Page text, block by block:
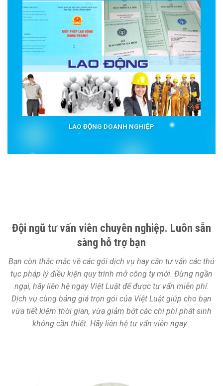
LAO ĐỘNG DOANH NGHIỆP
Đội ngũ tư vấn viên chuyên nghiệp. Luôn sẵn
sàng hỗ trợ bạn
Bạn còn thắc mắc về các gói dịch vụ hay cần tư vấn các thủ
tục pháp lý điều kiện quy trình mở công ty mới. Đừng ngần
ngại, hãy liên hệ ngay Việt Luật để được tư vấn miễn phí.
Dịch vụ cùng bảng giá trọn gói của Việt Luật giúp cho bạn
vừa tiết kiệm thời gian, vừa giảm bớt các chi phí phát sinh
không cần thiết. Hãy liên hệ tư vấn viên ngay…